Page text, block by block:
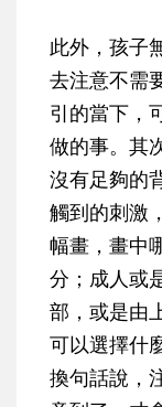
此外，孩子
去注意不需
引的當下，
做的事。其
沒有足夠的
觸到的刺激
幅畫，畫中
分；成人或
部，或是由
可以選擇什
換句話說，